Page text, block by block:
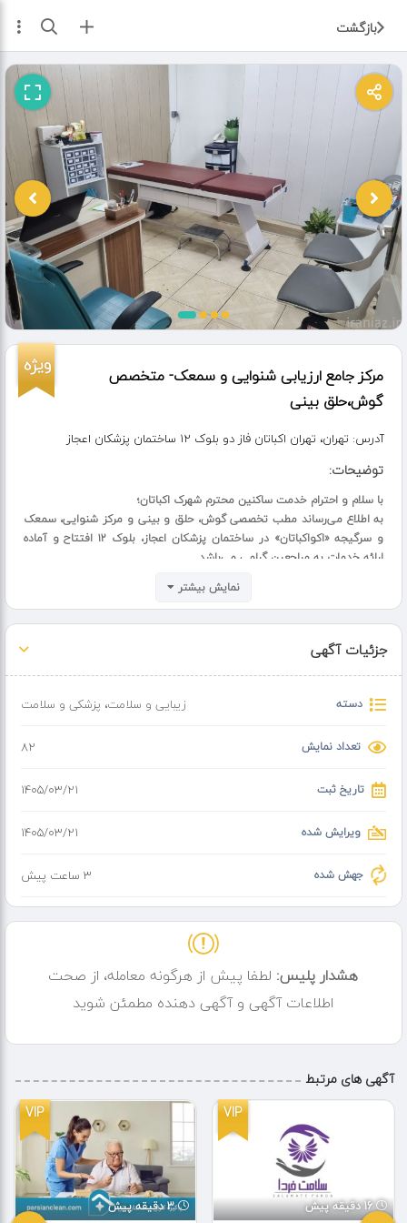
بازگشت ثبت آگهی
ویژه
مرکز جامع ارزیابی شنوایی و سمعک- متخصص
گوش،حلق بینی
آدرس: تهران، تهران اکباتان فاز دو بلوک 12 ساختمان پزشکان اعجاز
توضیحات:
با سلام و احترام خدمت ساکنین محترم شهرک اکباتان؛
به اطلاع می‌رساند مطب تخصصی گوش، حلق و بینی و مرکز شنوایی‌، سمعک
و سرگیجه «اکواکباتان» در ساختمان پزشکان اعجاز، بلوک ۱۲ افتتاح و آماده
ارائه خدمات به مراجعین گرامی می‌باشد.
بزرگسالان ???? تجویز و تنظیم سمعک ???? ارزیابی و توانبخشی سرگیجه و
اختلالات تعادل
نمایش بیشتر
جزئیات آگهی
دسته زیبایی و سلامت، پزشکی و سلامت
تعداد نمایش 82
تاریخ ثبت ۱۴۰۵/۰۳/۲۱
ویرایش شده ۱۴۰۵/۰۳/۲۱
جهش شده 3 ساعت پیش
هشدار پلیس: لطفا پیش از هرگونه معامله، از صحت
اطلاعات آگهی و آگهی دهنده مطمئن شوید
آگهی های مرتبط
VIP
3 دقیقه پیش
VIP
16 دقیقه پیش